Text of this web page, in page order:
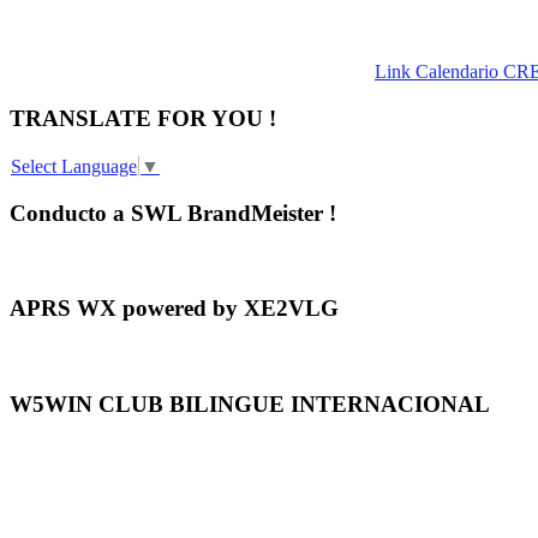
Link Calendario
TRANSLATE FOR YOU !
Select Language ▼
Conducto a SWL BrandMeister !
APRS WX powered by XE2VLG
W5WIN CLUB BILINGUE INTERNACIONAL